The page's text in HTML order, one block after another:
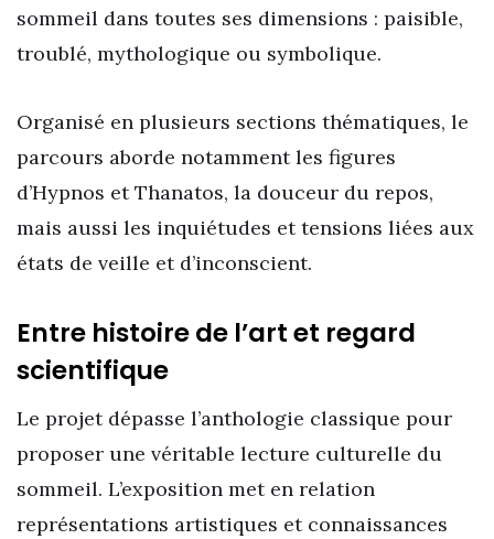
sommeil dans toutes ses dimensions : paisible,
troublé, mythologique ou symbolique.
Organisé en plusieurs sections thématiques, le
parcours aborde notamment les figures
d’Hypnos et Thanatos, la douceur du repos,
mais aussi les inquiétudes et tensions liées aux
états de veille et d’inconscient.
Entre histoire de l’art et regard
scientifique
Le projet dépasse l’anthologie classique pour
proposer une véritable lecture culturelle du
sommeil. L’exposition met en relation
représentations artistiques et connaissances